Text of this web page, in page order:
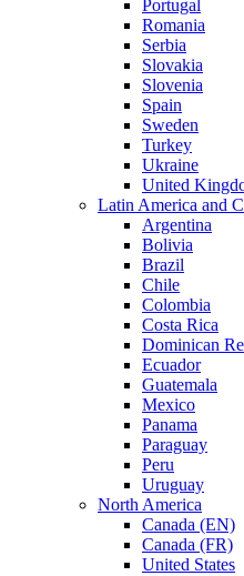
Portugal
Romania
Serbia
Slovakia
Slovenia
Spain
Sweden
Turkey
Ukraine
United
Latin America and
Argentina
Bolivia
Brazil
Chile
Colombia
Costa Rica
Dominican
Ecuador
Guatemala
Mexico
Panama
Paraguay
Peru
Uruguay
North America
Canada (EN)
Canada (FR)
United States